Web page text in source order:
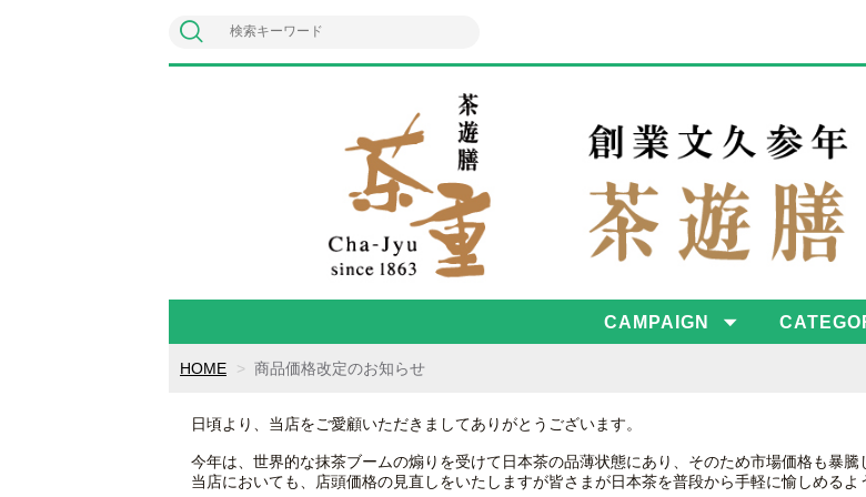
CAMPAIGN
HOME 商品価格改定のお知らせ
日頃より、当店をご愛顧いただきましてありがとうございます。
今年は、世界的な抹茶ブームの煽りを受けて日本茶の品薄状態にあり、そのため市場価格も暴騰
当店においても、店頭価格の見直しをいたしますが皆さまが日本茶を普段から手軽に愉しめる